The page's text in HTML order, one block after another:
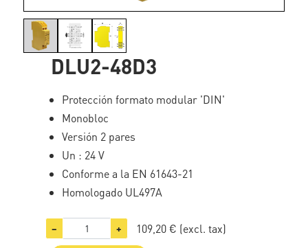
DLU2-48D3
Protección formato modular 'DIN'
Monobloc
Versión 2 pares
Un : 24 V
Conforme a la EN 61643-21
Homologado UL497A
− + 109,20 € (excl. tax)